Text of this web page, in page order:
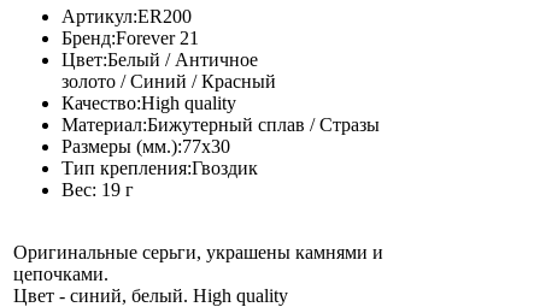
Артикул:ER200
Бренд:Forever 21
Цвет:Белый / Античное
золото / Синий / Красный
Качество:High quality
Материал:Бижутерный сплав / Стразы
Размеры (мм.):77х30
Тип крепления:Гвоздик
Вес: 19 г
Оригинальные серьги, украшены камнями и
цепочками.
Цвет - синий, белый. High quality